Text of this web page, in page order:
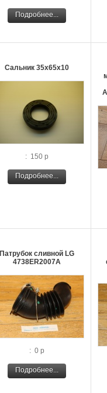
Подробнее...
Сальник 35х65х10
: 150 р
Подробнее...
Патрубок сливной LG
4738ER2007A
: 0 р
Подробнее...